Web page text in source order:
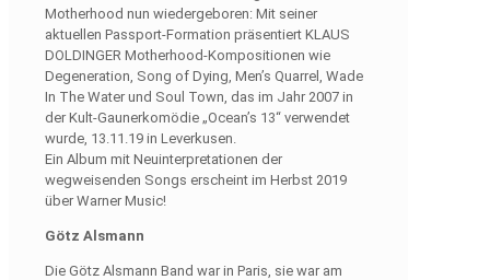
Motherhood nun wiedergeboren: Mit seiner
aktuellen Passport-Formation präsentiert KLAUS
DOLDINGER Motherhood-Kompositionen wie
Degeneration, Song of Dying, Men’s Quarrel, Wade
In The Water und Soul Town, das im Jahr 2007 in
der Kult-Gaunerkomödie „Ocean’s 13“ verwendet
wurde, 13.11.19 in Leverkusen.
Ein Album mit Neuinterpretationen der
wegweisenden Songs erscheint im Herbst 2019
über Warner Music!
Götz Alsmann
Die Götz Alsmann Band war in Paris, sie war am